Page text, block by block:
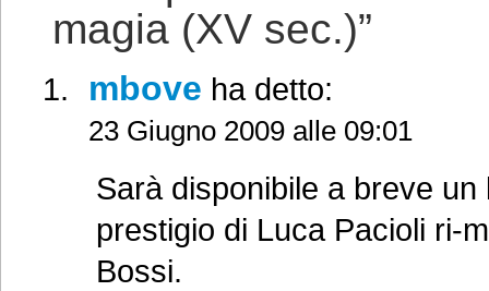
magia (XV sec.)”
mbove ha detto:
23 Giugno 2009 alle 09:01
Sarà disponibile a breve un
prestigio di Luca Pacioli ri-
Bossi.